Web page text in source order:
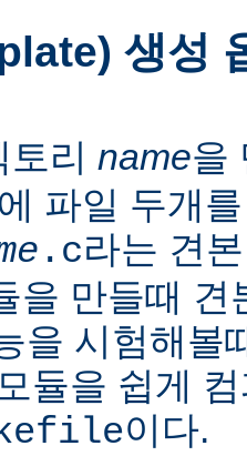
생성
리 name을
파일 두개
.c라는 견
을 만들때 견
을 시험해볼
듈을 쉽게
이다.